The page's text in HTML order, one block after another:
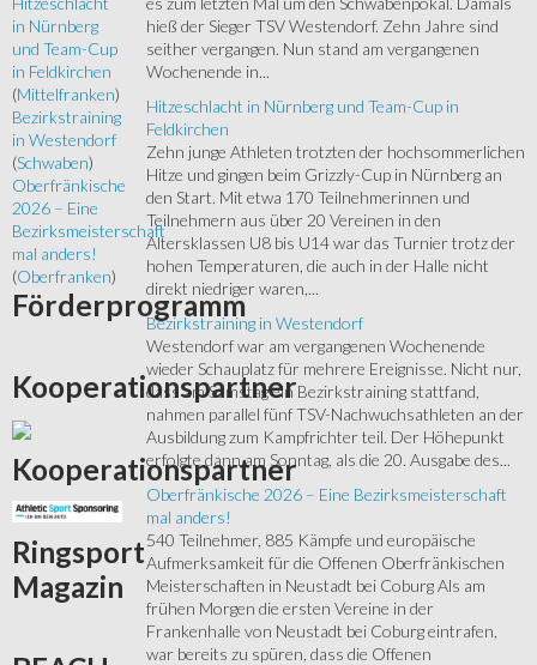
hieß der Sieger TSV Westendorf. Zehn Jahre sind
seither vergangen. Nun stand am vergangenen
Wochenende in...
Hitzeschlacht in Nürnberg und Team-Cup in
Feldkirchen
Zehn junge Athleten trotzten der hochsommerlichen
Hitze und gingen beim Grizzly-Cup in Nürnberg an
den Start. Mit etwa 170 Teilnehmerinnen und
Teilnehmern aus über 20 Vereinen in den
Altersklassen U8 bis U14 war das Turnier trotz der
hohen Temperaturen, die auch in der Halle nicht
direkt niedriger waren,...
Bezirkstraining in Westendorf
Westendorf war am vergangenen Wochenende
wieder Schauplatz für mehrere Ereignisse. Nicht nur,
dass am Samstag ein Bezirkstraining stattfand,
nahmen parallel fünf TSV-Nachwuchsathleten an der
Ausbildung zum Kampfrichter teil. Der Höhepunkt
erfolgte dann am Sonntag, als die 20. Ausgabe des...
Oberfränkische 2026 – Eine Bezirksmeisterschaft
mal anders!
540 Teilnehmer, 885 Kämpfe und europäische
Aufmerksamkeit für die Offenen Oberfränkischen
Meisterschaften in Neustadt bei Coburg Als am
frühen Morgen die ersten Vereine in der
Frankenhalle von Neustadt bei Coburg eintrafen,
war bereits zu spüren, dass die Offenen
in Nürnberg
und Team-Cup
in Feldkirchen
(Mittelfranken)
Bezirkstraining
in Westendorf
(Schwaben)
Oberfränkische
2026 – Eine
Bezirksmeisterschaft
mal anders!
(Oberfranken)
Förderprogramm
Kooperationspartner
Kooperationspartner
Ringsport
Magazin